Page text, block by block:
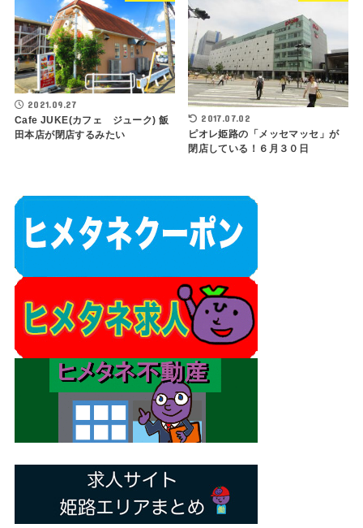
2021.09.27
Cafe JUKE(カフェ ジューク) 飯
田本店が閉店するみたい
2017.07.02
ピオレ姫路の「メッセマッセ」が
閉店している！６月３０日